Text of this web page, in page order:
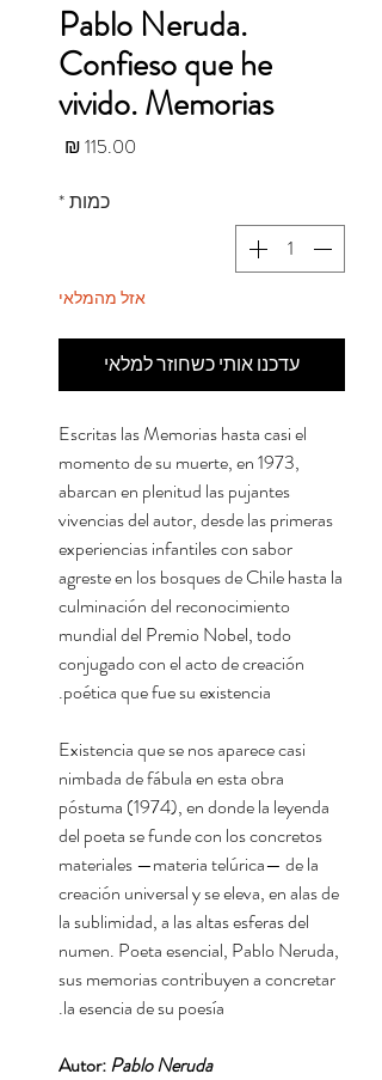
Pablo Neruda.
Confieso que he
vivido. Memorias
כמות*
אזל מהמלאי
עדכנו אותי כשחוזר למלאי
Escritas las Memorias hasta casi el
momento de su muerte, en 1973,
abarcan en plenitud las pujantes
vivencias del autor, desde las primeras
experiencias infantiles con sabor
agreste en los bosques de Chile hasta la
culminación del reconocimiento
mundial del Premio Nobel, todo
conjugado con el acto de creación
poética que fue su existencia.
Existencia que se nos aparece casi
nimbada de fábula en esta obra
póstuma (1974), en donde la leyenda
del poeta se funde con los concretos
materiales —materia telúrica— de la
creación universal y se eleva, en alas de
la sublimidad, a las altas esferas del
numen. Poeta esencial, Pablo Neruda,
sus memorias contribuyen a concretar
la esencia de su poesía.
Autor:Pablo Neruda